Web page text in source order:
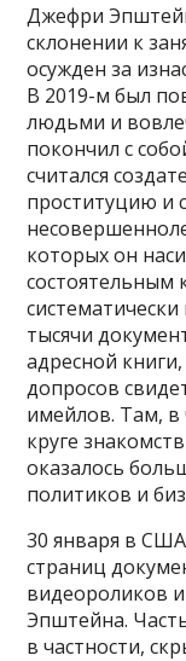
Джефри
склонении к
осужден за
В 2019-м был
людьми и
покончил с
считался
проституцию и
которых он
тысячи
адресной
допросов
имейлов. Там, в
круге
оказалось
политиков и
30 января в
страниц
видеороликов
Эпштейна.
в частности,